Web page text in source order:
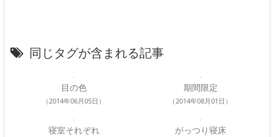
同じタグが含まれる記事
目の色
（2014年06月05日）
期間限定
（2014年08月01日）
寝室それぞれ がっつり寝床